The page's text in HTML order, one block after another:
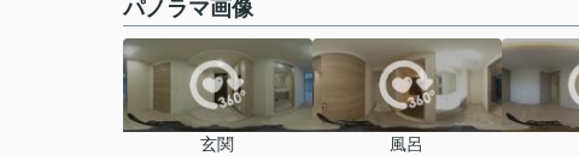
パノラマ画像
玄関 風呂